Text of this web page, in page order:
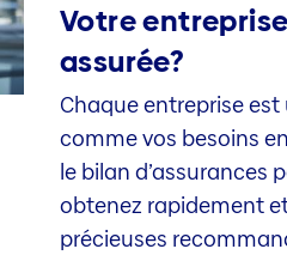
Votre
assurée?
Chaque entreprise
comme vos besoins
le bilan d’assurances
obtenez rapidement
précieuses